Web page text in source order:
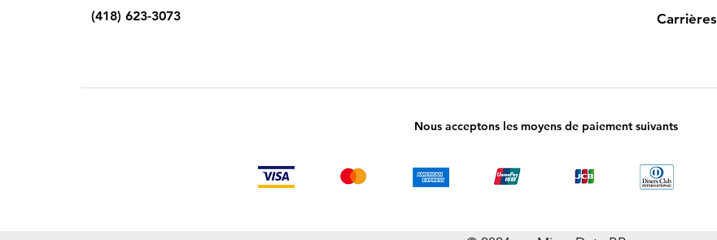
(418) 623-3073
Carrières
Nous acceptons les moyens de paiement suivants